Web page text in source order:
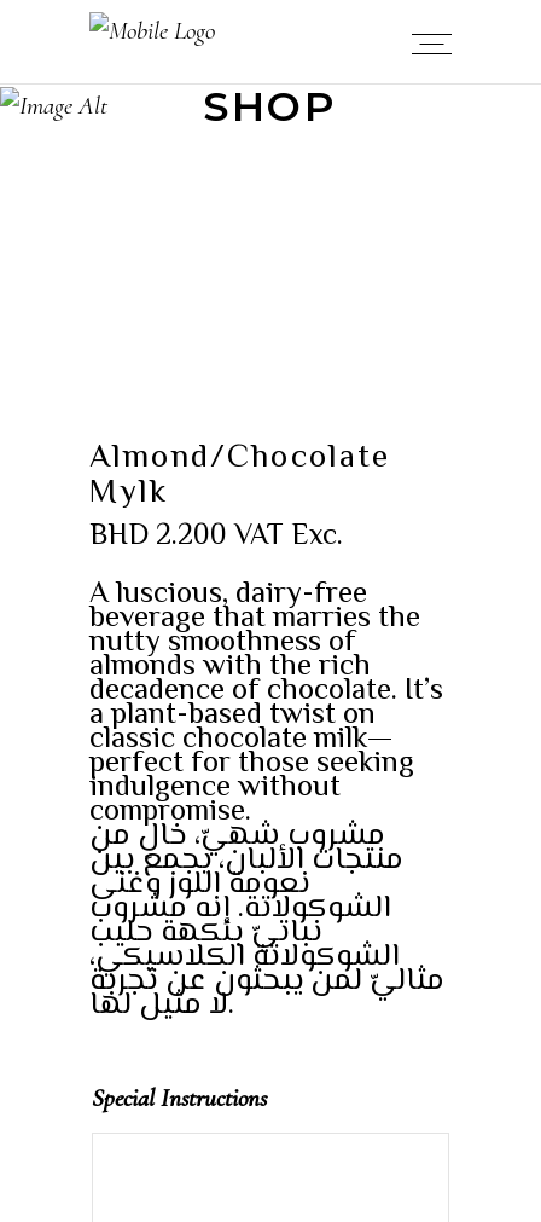
SHOP
Almond/Chocolate
Mylk
BHD2.200VAT Exc.
A luscious, dairy-free
beverage that marries the
nutty smoothness of
almonds with the rich
decadence of chocolate. It’s
a plant-based twist on
classic chocolate milk—
perfect for those seeking
indulgence without
compromise.
مشروب شهيّ، خالٍ من
منتجات الألبان، يجمع بين
نعومة اللوز وغنى
الشوكولاتة. إنه مشروب
نباتيّ بنكهة حليب
الشوكولاتة الكلاسيكي،
مثاليّ لمن يبحثون عن تجربة
لا مثيل لها.
Special Instructions